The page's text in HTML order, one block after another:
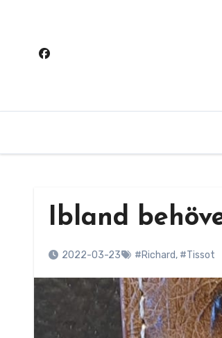
innehåll
Ibland
2022-03-23 #Richard, #Tissot